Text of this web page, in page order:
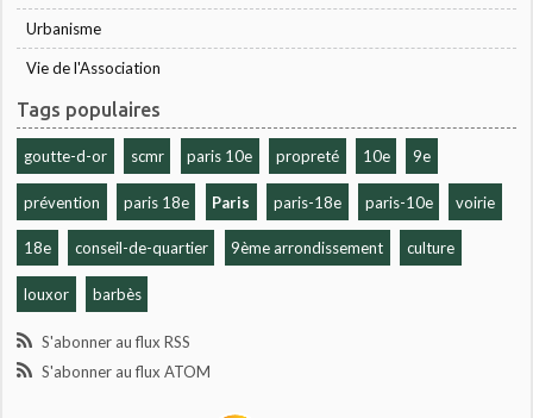
Urbanisme
Vie de l'Association
Tags populaires
goutte-d-or scmr paris 10e propreté 10e 9e
prévention paris 18e Paris paris-18e paris-10e voirie
18e conseil-de-quartier 9ème arrondissement culture
louxor barbès
S'abonner au flux RSS
S'abonner au flux ATOM